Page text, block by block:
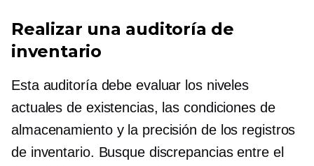
Realizar una auditoría de
inventario
Esta auditoría debe evaluar los niveles
actuales de existencias, las condiciones de
almacenamiento y la precisión de los registros
de inventario. Busque discrepancias entre el